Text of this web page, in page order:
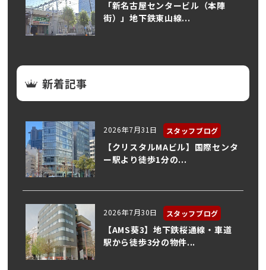
「新名古屋センタービル（本陣
街）」地下鉄東山線...
新着記事
2026年7月31日 スタッフブログ
【クリスタルMAビル】国際センタ
ー駅より徒歩1分の...
2026年7月30日 スタッフブログ
【AMS葵3】地下鉄桜通線・車道
駅から徒歩3分の物件...